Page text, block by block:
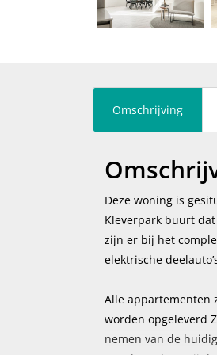
Omschrijving
Deze woning is
Kleverpark buurt
zijn er bij het
elektrische
Alle appartementen
worden opgeleverd
nemen van de